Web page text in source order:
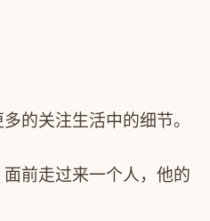
的关注生活中的细节。
前走过来一个人，他的